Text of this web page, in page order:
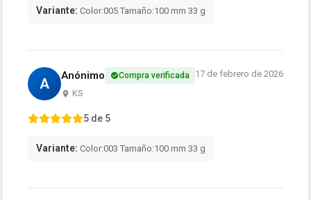
Variante: Color:005 Tamaño:100 mm 33 g
A Anónimo Compra verificada
KS
17 de febrero de 2026
5 de 5
Variante: Color:003 Tamaño:100 mm 33 g